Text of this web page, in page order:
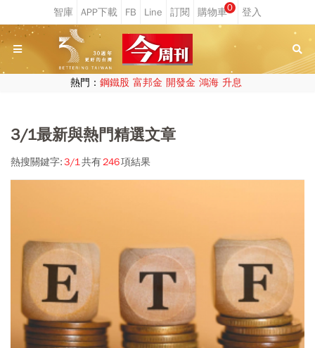
0
熱門： 鋼鐵股 富邦金 開發金 鴻海 升息
3/1最新與熱門精選文章
熱搜關鍵字: 3/1共有246項結果